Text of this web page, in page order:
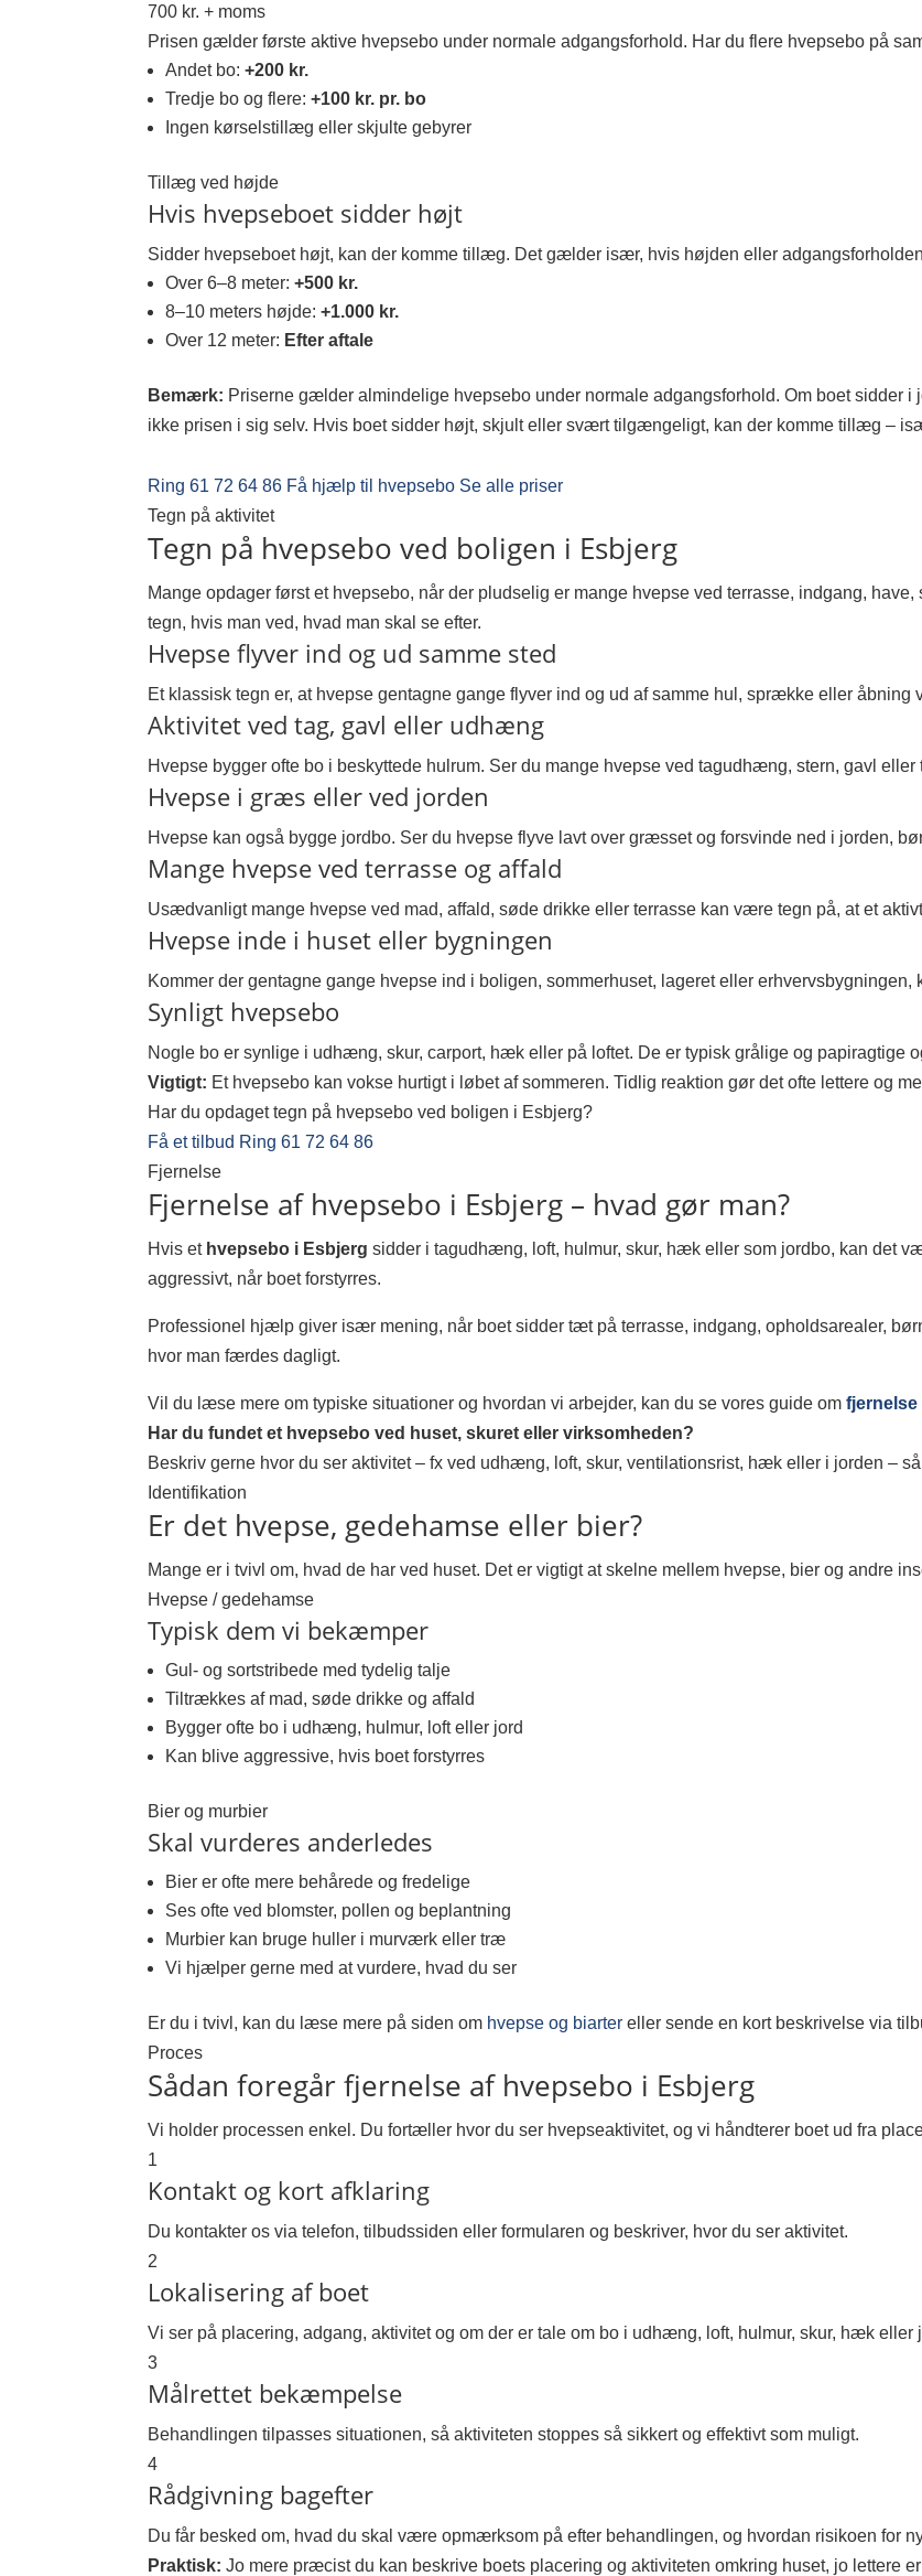
700 kr. + moms
Prisen gælder første aktive hvepsebo under normale adgangsforhold. Har du flere hvepsebo på
Andet bo:+200 kr.
Tredje bo og flere:+100 kr. pr. bo
Ingen kørselstillæg eller skjulte gebyrer
Tillæg ved højde
Hvis hvepseboet sidder højt
Sidder hvepseboet højt, kan der komme tillæg. Det gælder især, hvis højden eller
Over 6–8 meter:+500 kr.
8–10 meters højde:+1.000 kr.
Over 12 meter: Efter aftale
Bemærk: Priserne gælder almindelige hvepsebo under normale adgangsforhold. Om boet
ikke prisen i sig selv. Hvis boet sidder højt, skjult eller svært tilgængeligt, kan der komme tillæg –
Ring 61 72 64 86 Få hjælp til hvepsebo Se alle priser
Tegn på aktivitet
Tegn på hvepsebo ved boligen i Esbjerg
Mange opdager først et hvepsebo, når der pludselig er mange hvepse ved terrasse, indgang,
tegn, hvis man ved, hvad man skal se efter.
Hvepse flyver ind og ud samme sted
Et klassisk tegn er, at hvepse gentagne gange flyver ind og ud af samme hul, sprække eller
Aktivitet ved tag, gavl eller udhæng
Hvepse bygger ofte bo i beskyttede hulrum. Ser du mange hvepse ved tagudhæng, stern, gavl
Hvepse i græs eller ved jorden
Hvepse kan også bygge jordbo. Ser du hvepse flyve lavt over græsset og forsvinde ned i jorden,
Mange hvepse ved terrasse og affald
Usædvanligt mange hvepse ved mad, affald, søde drikke eller terrasse kan være tegn på, at et
Hvepse inde i huset eller bygningen
Kommer der gentagne gange hvepse ind i boligen, sommerhuset, lageret eller
Synligt hvepsebo
Nogle bo er synlige i udhæng, skur, carport, hæk eller på loftet. De er typisk grålige og papiragtige
Vigtigt: Et hvepsebo kan vokse hurtigt i løbet af sommeren. Tidlig reaktion gør det ofte lettere og
Har du opdaget tegn på hvepsebo ved boligen i Esbjerg?
Få et tilbud Ring 61 72 64 86
Fjernelse
Fjernelse af hvepsebo i Esbjerg – hvad gør man?
Hvis et hvepsebo i Esbjerg sidder i tagudhæng, loft, hulmur, skur, hæk eller som jordbo, kan det
aggressivt, når boet forstyrres.
Professionel hjælp giver især mening, når boet sidder tæt på terrasse, indgang, opholdsarealer,
hvor man færdes dagligt.
Vil du læse mere om typiske situationer og hvordan vi arbejder, kan du se vores guide om
Har du fundet et hvepsebo ved huset, skuret eller virksomheden?
Beskriv gerne hvor du ser aktivitet – fx ved udhæng, loft, skur, ventilationsrist, hæk eller i jorden –
Identifikation
Er det hvepse, gedehamse eller bier?
Mange er i tvivl om, hvad de har ved huset. Det er vigtigt at skelne mellem hvepse, bier og andre
Hvepse / gedehamse
Typisk dem vi bekæmper
Gul- og sortstribede med tydelig talje
Tiltrækkes af mad, søde drikke og affald
Bygger ofte bo i udhæng, hulmur, loft eller jord
Kan blive aggressive, hvis boet forstyrres
Bier og murbier
Skal vurderes anderledes
Bier er ofte mere behårede og fredelige
Ses ofte ved blomster, pollen og beplantning
Murbier kan bruge huller i murværk eller træ
Vi hjælper gerne med at vurdere, hvad du ser
Er du i tvivl, kan du læse mere på siden om hvepse og biarter eller sende en kort beskrivelse via
Proces
Sådan foregår fjernelse af hvepsebo i Esbjerg
Vi holder processen enkel. Du fortæller hvor du ser hvepseaktivitet, og vi håndterer boet ud fra
1
Kontakt og kort afklaring
Du kontakter os via telefon, tilbudssiden eller formularen og beskriver, hvor du ser aktivitet.
2
Lokalisering af boet
Vi ser på placering, adgang, aktivitet og om der er tale om bo i udhæng, loft, hulmur, skur, hæk eller
3
Målrettet bekæmpelse
Behandlingen tilpasses situationen, så aktiviteten stoppes så sikkert og effektivt som muligt.
4
Rådgivning bagefter
Du får besked om, hvad du skal være opmærksom på efter behandlingen, og hvordan risikoen for
Praktisk: Jo mere præcist du kan beskrive boets placering og aktiviteten omkring huset, jo lettere